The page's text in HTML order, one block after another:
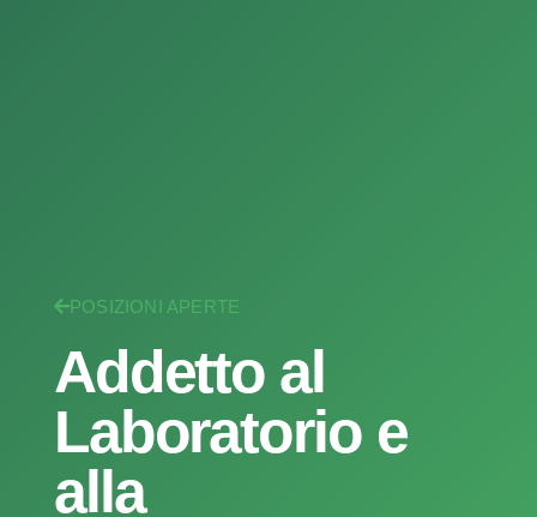
POSIZIONI APERTE
Addetto al
Laboratorio e
alla